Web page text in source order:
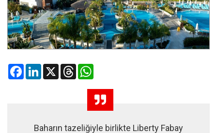
FacebookLinkedIn
X Threads
Baharın tazeliğiyle birlikte Liberty Fabay